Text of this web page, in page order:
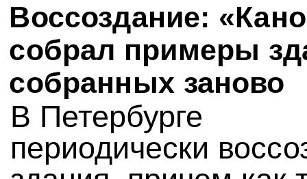
Воссоздание:
собрал примеры
собранных заново
В Петербурге
периодически